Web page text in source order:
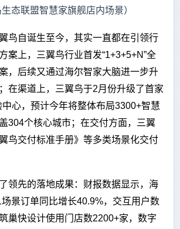
生态联盟智慧家旗舰店内场景）
鸟自诞生至今，其实一直都在引领行
案上，三翼鸟行业首发“1+3+5+N”全
，后续又通过海尔智家大脑进一步升
在渠道上，三翼鸟于2月份升级了首家
心，预计今年将整体布局3300+智慧
304个核心城市；在交付方面，三翼
鸟交付标准手册》等多类场景化交付
领先的落地成果：财报数据显示，海
景订单同比增长40.9%，交互用户数
巢快设计使用门店数2200+家，数字